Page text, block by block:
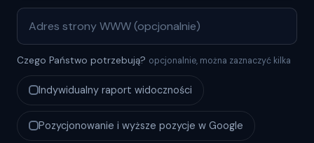
Czego Państwo potrzebują? opcjonalnie, można zaznaczyć kilka
Indywidualny raport widoczności
Pozycjonowanie i wyższe pozycje w Google